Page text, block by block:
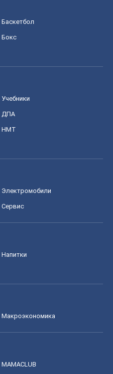
Баскетбол
Бокс
Учебники
ДПА
НМТ
Электромобили
Сервис
Напитки
Mакроэкономика
MAMACLUB